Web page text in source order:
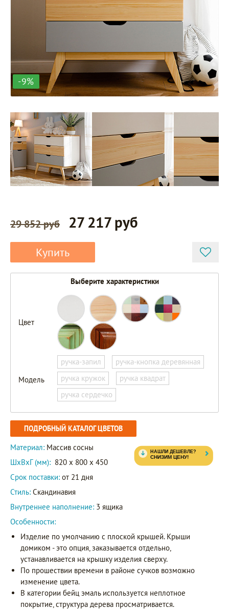
-9%
29 852 руб 27 217 руб
Купить
Выберите характеристики
Цвет
Модель
ручка-запил
ручка-кнопка деревянная
ручка кружок
ручка квадрат
ручка сердечко
ПОДРОБНЫЙ КАТАЛОГ ЦВЕТОВ
Материал: Массив сосны
ШxВxГ (мм): 820 x 800 x 450
Срок поставки: от 21 дня
Стиль: Скандинавия
Внутреннее наполнение: 3 ящика
Особенности:
Изделие по умолчанию с плоской крышей. Крыши
домиком - это опция, заказывается отдельно,
устанавливается на крышку изделия сверху.
По прошествии времени в районе сучков возможно
изменение цвета.
В категории бейц эмаль используется неплотное
покрытие, структура дерева просматривается.